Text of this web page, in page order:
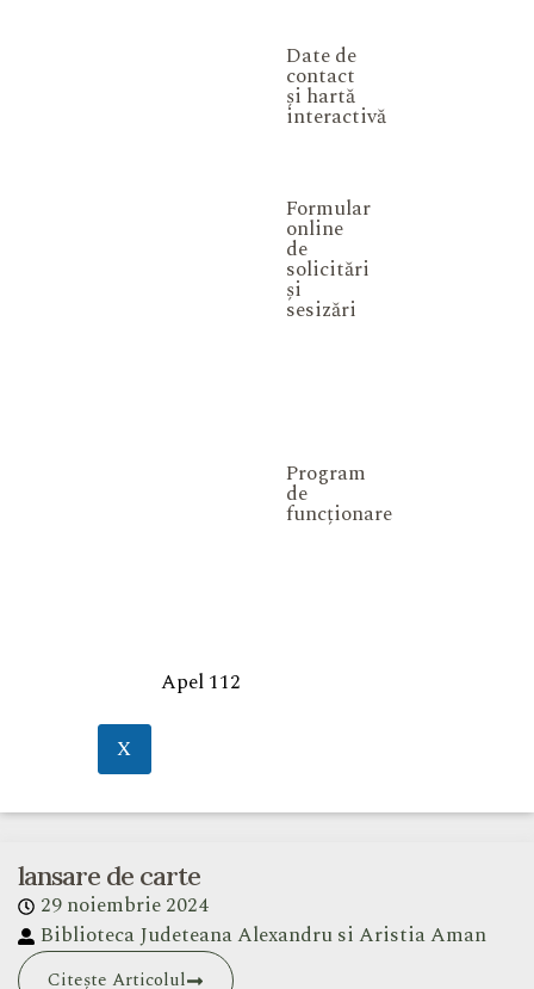
Date de
contact
și hartă
interactivă
Formular
online
de
solicitări
și
sesizări
Program
de
funcționare
Apel 112
X
lansare de carte
29 noiembrie 2024
Biblioteca Judeteana Alexandru si Aristia Aman
Citește Articolul